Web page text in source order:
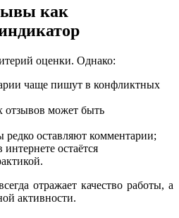
как
оценки. Однако:
чаще пишут в конфликтных
отзывов может быть
редко оставляют комментарии;
остаётся
отражает качество работы, а
активности.